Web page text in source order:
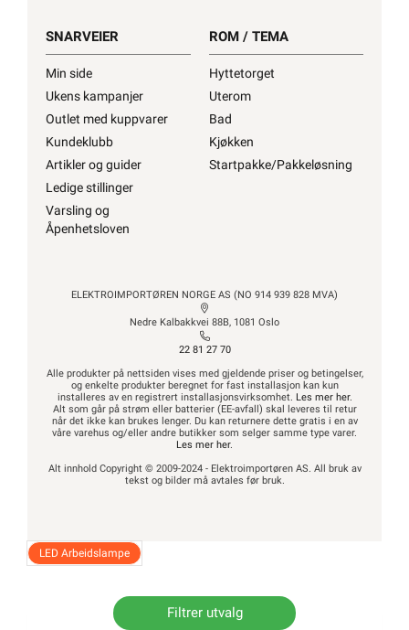
SNARVEIER
Min side
Ukens kampanjer
Outlet med kuppvarer
Kundeklubb
Artikler og guider
Ledige stillinger
Varsling og
Åpenhetsloven
ROM / TEMA
Hyttetorget
Uterom
Bad
Kjøkken
Startpakke/Pakkeløsning
ELEKTROIMPORTØREN NORGE AS (NO 914 939 828 MVA)
Nedre Kalbakkvei 88B, 1081 Oslo
22 81 27 70
Alle produkter på nettsiden vises med gjeldende priser og betingelser,
og enkelte produkter beregnet for fast installasjon kan kun
installeres av en registrert installasjonsvirksomhet. Les mer her.
Alt som går på strøm eller batterier (EE-avfall) skal leveres til retur
når det ikke kan brukes lenger. Du kan returnere dette gratis i en av
våre varehus og/eller andre butikker som selger samme type varer.
Les mer her.
Alt innhold Copyright © 2009-2024 - Elektroimportøren AS. All bruk av
tekst og bilder må avtales før bruk.
LED Arbeidslampe
Filtrer utvalg